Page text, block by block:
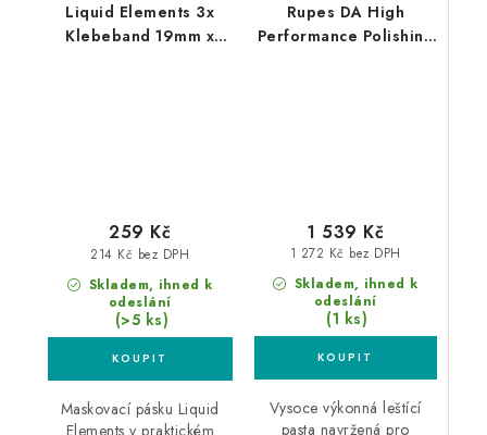
Liquid Elements 3x
Klebeband 19mm x
Skladem, ihned k
odeslání
(>5 ks)
214 Kč bez DPH
259 Kč
Maskovací pásku Liquid
Elements v praktickém
Rupes DA High
Performance Polishing
Skladem, ihned k
odeslání
(1 ks)
1 272 Kč bez DPH
1 539 Kč
Vysoce výkonná leštící
pasta navržená pro